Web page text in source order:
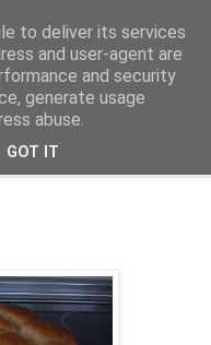
de la Gastronomía
to deliver its services
and user-agent are
and security
generate usage
abuse.
GOT IT